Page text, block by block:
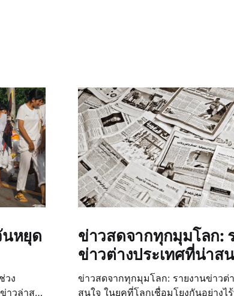
นหยุด
วง
ข่าวสดจากทุกมุมโลก:
ข่าวต่างประเทศที่น่าส
ข่าวสดจากทุกมุมโลก: รายงานข่าวต่
สนใจ ในยุคที่โลกเชื่อมโยงกันอย่างไร้พรมแดน การ